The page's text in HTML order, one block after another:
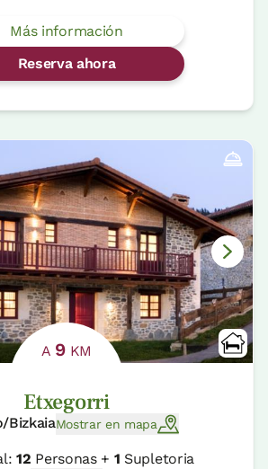
Más información
Reserva ahora
A 9 KM
Etxegorri
BizkaiaMostrar en mapa
12 Personas + 1 Supletoria